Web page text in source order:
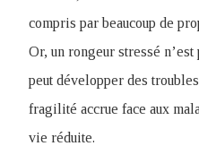
compris par beaucoup de
Or, un rongeur stressé
peut développer des
fragilité accrue face aux
vie réduite.